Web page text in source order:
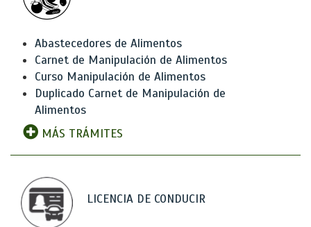
Abastecedores de Alimentos
Carnet de Manipulación de Alimentos
Curso Manipulación de Alimentos
Duplicado Carnet de Manipulación de
Alimentos
MÁS TRÁMITES
LICENCIA DE CONDUCIR